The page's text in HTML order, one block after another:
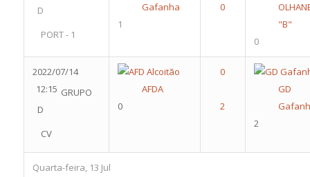
D
PORT - 1
Gafanha
1
"B"
0
2022/07/14
12:15 GRUPO
D
CV
AFDA
0
GD
2
Quarta-feira, 13 Jul